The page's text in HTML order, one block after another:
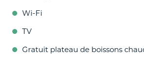
Wi-Fi
TV
Gratuit plateau de boissons